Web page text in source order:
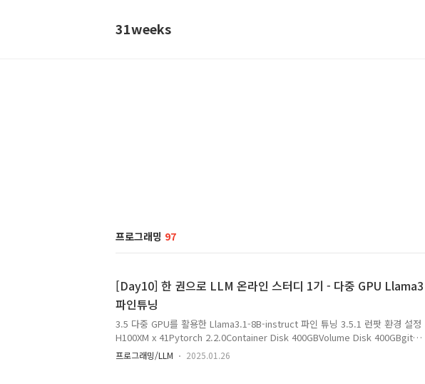
31weeks
프로그래밍 97
[Day10] 한 권으로 LLM 온라인 스터디 1기 - 다중 GPU Llama3
파인튜닝
3.5 다중 GPU를 활용한 Llama3.1-8B-instruct 파인 튜닝 3.5.1 런팟 환경 설정
H100XM x 41Pytorch 2.2.0Container Disk 400GBVolume Disk 400GBgit
clone https://github.com/wikibook/llm-finetuningcd llm-
finetuning/chapter3/3.5pip install -r requirements.txt 3.5.2 Llama 3.1 학
프로그래밍/LLM 2025.01.26